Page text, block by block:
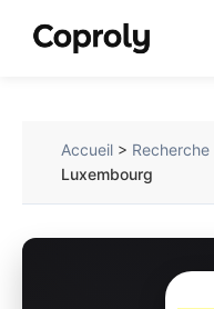
Accueil > Recherche
Luxembourg